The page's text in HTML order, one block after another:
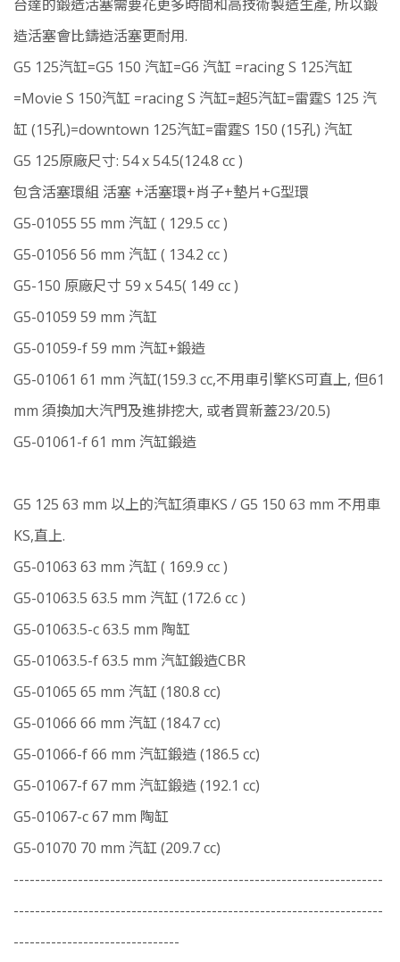
台達的鍛造活塞需要花更多時間和高技術製造生產, 所以鍛
造活塞會比鑄造活塞更耐用.
G5 125汽缸=G5 150 汽缸=G6 汽缸 =racing S 125汽缸
=Movie S 150汽缸 =racing S 汽缸=超5汽缸=雷霆S 125 汽
缸 (15孔)=downtown 125汽缸=雷霆S 150 (15孔) 汽缸
G5 125原廠尺寸: 54 x 54.5(124.8 cc )
包含活塞環組 活塞 +活塞環+肖子+墊片+G型環
G5-01055 55 mm 汽缸 ( 129.5 cc )
G5-01056 56 mm 汽缸 ( 134.2 cc )
G5-150 原廠尺寸 59 x 54.5( 149 cc )
G5-01059 59 mm 汽缸
G5-01059-f 59 mm 汽缸+鍛造
G5-01061 61 mm 汽缸(159.3 cc,不用車引擎KS可直上, 但61
mm 須換加大汽門及進排挖大, 或者買新蓋23/20.5)
G5-01061-f 61 mm 汽缸鍛造
G5 125 63 mm 以上的汽缸須車KS / G5 150 63 mm 不用車
KS,直上.
G5-01063 63 mm 汽缸 ( 169.9 cc )
G5-01063.5 63.5 mm 汽缸 (172.6 cc )
G5-01063.5-c 63.5 mm 陶缸
G5-01063.5-f 63.5 mm 汽缸鍛造CBR
G5-01065 65 mm 汽缸 (180.8 cc)
G5-01066 66 mm 汽缸 (184.7 cc)
G5-01066-f 66 mm 汽缸鍛造 (186.5 cc)
G5-01067-f 67 mm 汽缸鍛造 (192.1 cc)
G5-01067-c 67 mm 陶缸
G5-01070 70 mm 汽缸 (209.7 cc)
---------------------------------------------------------------------
---------------------------------------------------------------------
-------------------------------